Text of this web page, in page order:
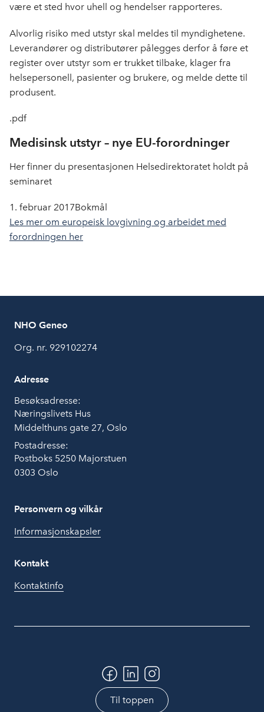
være et sted hvor uhell og hendelser rapporteres.
Alvorlig risiko med utstyr skal meldes til myndighetene.
Leverandører og distributører pålegges derfor å føre et
register over utstyr som er trukket tilbake, klager fra
helsepersonell, pasienter og brukere, og melde dette til
produsent.
.pdf
Medisinsk utstyr – nye EU-forordninger
Her finner du presentasjonen Helsedirektoratet holdt på
seminaret
1. februar 2017Bokmål
Les mer om europeisk lovgivning og arbeidet med
forordningen her
NHO Geneo
Org. nr. 929102274
Adresse
Besøksadresse:
Næringslivets Hus
Middelthuns gate 27, Oslo
Postadresse:
Postboks 5250 Majorstuen
0303 Oslo
Personvern og vilkår
Informasjonskapsler
Kontakt
Kontaktinfo
Til toppen